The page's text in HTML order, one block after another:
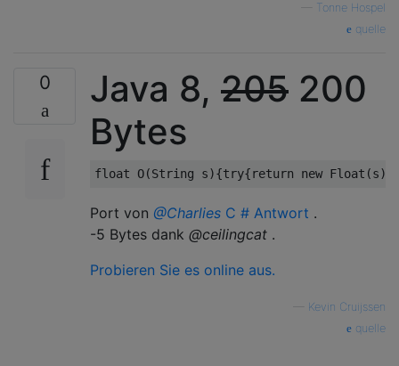
Tonne Hospel
quelle
0 Java 8, 205 200
Bytes
float O(String s){try{return new Float (s
Port von @Charlies C # Antwort .
-5 Bytes dank @ceilingcat .
Probieren Sie es online aus.
Kevin Cruijssen
quelle